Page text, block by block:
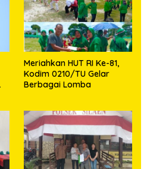
Meriahkan HUT RI Ke-81,
Kodim 0210/TU Gelar
Berbagai Lomba